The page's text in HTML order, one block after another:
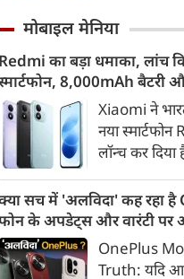
नागरिकों से
प्रगति के विषयों
उन्होंने जनता
निराकरण भी
बारे में हमारी
व्यवहार
कम... और
ज़्यादा बनती है।
है। एम्प्लॉइज
से नाराज देश के
अब आर-पार
मोबाइल मेनिया
Redmi का बड़ा धमाका, लांच
8,000mAh बैटरी
Xiaomi ने
नया
लॉन्च कर
डिस्प्ले,
और
चिपसेट के साथ
50MP का मेन
सच में 'अलविदा' कह रहा
के अपडेट्स और वारंटी पर
OnePlus
Truth: यदि